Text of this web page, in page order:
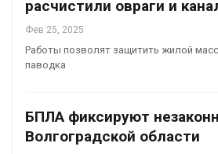
расчистили овраги и
Фев 25, 2025
Работы позволят защитить жилой
паводка
БПЛА фиксируют
Волгоградской области